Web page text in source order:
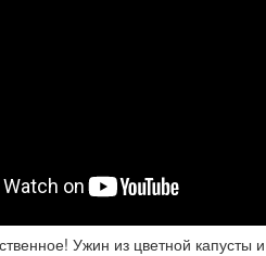
Ужин из цветной капусты